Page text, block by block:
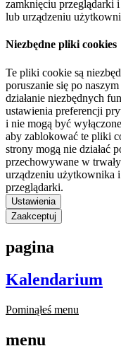
zamknięciu przeglądarki
lub urządzeniu
Niezbędne pliki cookies
Te pliki cookie są
poruszanie się po
działanie niezbędnych
ustawienia preferencji
i nie mogą być
aby zablokować te pliki
strony mogą nie działać
przechowywane w
urządzeniu użytkownika
przeglądarki.
Ustawienia
Zaakceptuj
pagina
Kalendarium
Pominąłeś menu
menu